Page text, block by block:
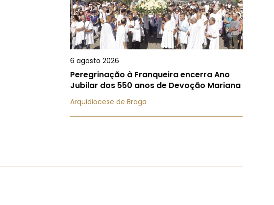
6 agosto 2026
Peregrinação à Franqueira encerra Ano
Jubilar dos 550 anos de Devoção Mariana
Arquidiocese de Braga